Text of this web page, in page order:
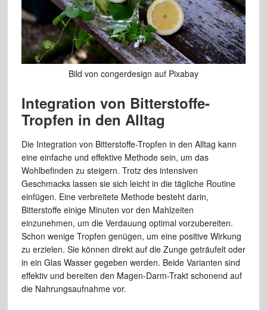
Bild von congerdesign auf Pixabay
Integration von Bitterstoffe-
Tropfen in den Alltag
Die Integration von Bitterstoffe-Tropfen in den Alltag kann
eine einfache und effektive Methode sein, um das
Wohlbefinden zu steigern. Trotz des intensiven
Geschmacks lassen sie sich leicht in die tägliche Routine
einfügen. Eine verbreitete Methode besteht darin,
Bitterstoffe einige Minuten vor den Mahlzeiten
einzunehmen, um die Verdauung optimal vorzubereiten.
Schon wenige Tropfen genügen, um eine positive Wirkung
zu erzielen. Sie können direkt auf die Zunge geträufelt oder
in ein Glas Wasser gegeben werden. Beide Varianten sind
effektiv und bereiten den Magen-Darm-Trakt schonend auf
die Nahrungsaufnahme vor.